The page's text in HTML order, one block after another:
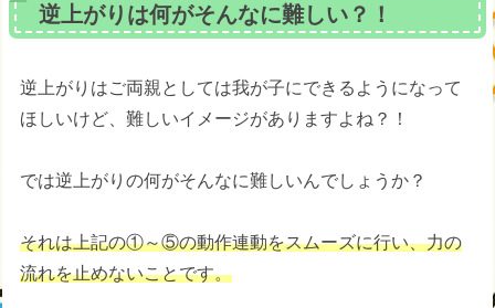
逆上がりは何がそんなに難しい？！
逆上がりはご両親としては我が子にできるようになって
ほしいけど、難しいイメージがありますよね？！
では逆上がりの何がそんなに難しいんでしょうか？
それは上記の①～⑤の動作連動をスムーズに行い、力の
流れを止めないことです。